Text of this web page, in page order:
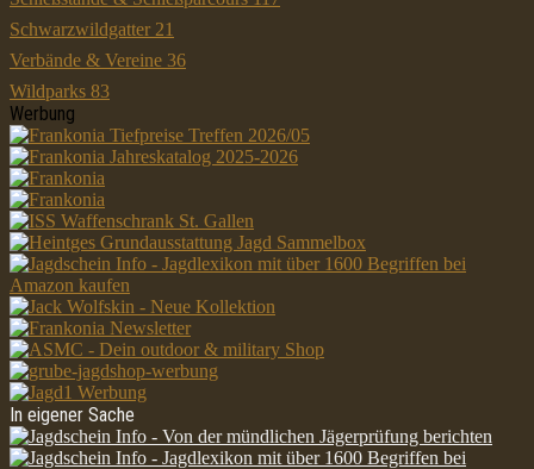
Schwarzwildgatter 21
Verbände & Vereine 36
Wildparks 83
Werbung
In eigener Sache